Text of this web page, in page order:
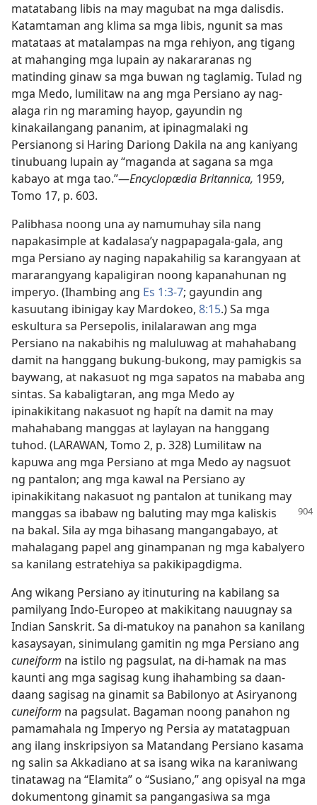
matatabang libis na may magubat na mga dalisdis.
Katamtaman ang klima sa mga libis, ngunit sa mas
matataas at matalampas na mga rehiyon, ang tigang
at mahanging mga lupain ay nakararanas ng
matinding ginaw sa mga buwan ng taglamig. Tulad ng
mga Medo, lumilitaw na ang mga Persiano ay nag-
alaga rin ng maraming hayop, gayundin ng
kinakailangang pananim, at ipinagmalaki ng
Persianong si Haring Dariong Dakila na ang kaniyang
tinubuang lupain ay “maganda at sagana sa mga
kabayo at mga tao.”​—Encyclopædia Britannica, 1959,
Tomo 17, p. 603.
Palibhasa noong una ay namumuhay sila nang
napakasimple at kadalasa’y nagpapagala-gala, ang
mga Persiano ay naging napakahilig sa karangyaan at
mararangyang kapaligiran noong kapanahunan ng
imperyo. (Ihambing ang Es 1:3-7; gayundin ang
kasuutang ibinigay kay Mardokeo, 8:15.) Sa mga
eskultura sa Persepolis, inilalarawan ang mga
Persiano na nakabihis ng maluluwag at mahahabang
damit na hanggang bukung-bukong, may pamigkis sa
baywang, at nakasuot ng mga sapatos na mababa ang
sintas. Sa kabaligtaran, ang mga Medo ay
ipinakikitang nakasuot ng hapít na damit na may
mahahabang manggas at laylayan na hanggang
tuhod. (LARAWAN, Tomo 2, p. 328) Lumilitaw na
kapuwa ang mga Persiano at mga Medo ay nagsuot
ng pantalon; ang mga kawal na Persiano ay
ipinakikitang nakasuot ng pantalon at tunikang may
manggas sa ibabaw ng baluting may mga kaliskis
na bakal. Sila ay mga bihasang mangangabayo, at
mahalagang papel ang ginampanan ng mga kabalyero
sa kanilang estratehiya sa pakikipagdigma.
Ang wikang Persiano ay itinuturing na kabilang sa
pamilyang Indo-Europeo at makikitang nauugnay sa
Indian Sanskrit. Sa di-matukoy na panahon sa kanilang
kasaysayan, sinimulang gamitin ng mga Persiano ang
cuneiform na istilo ng pagsulat, na di-hamak na mas
kaunti ang mga sagisag kung ihahambing sa daan-
daang sagisag na ginamit sa Babilonyo at Asiryanong
cuneiform na pagsulat. Bagaman noong panahon ng
pamamahala ng Imperyo ng Persia ay matatagpuan
ang ilang inskripsiyon sa Matandang Persiano kasama
ng salin sa Akkadiano at sa isang wika na karaniwang
tinatawag na “Elamita” o “Susiano,” ang opisyal na mga
dokumentong ginamit sa pangangasiwa sa mga